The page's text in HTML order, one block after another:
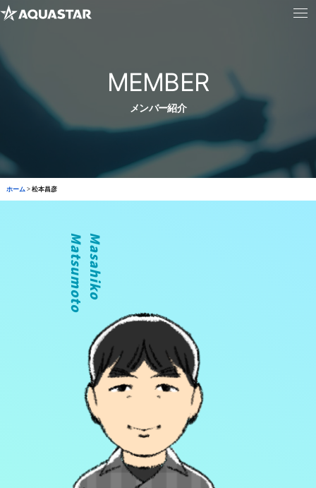
MEMBER
メンバー紹介
ホーム> 松本昌彦
M
a
s
a
h
i
k
o
M
a
t
s
u
m
o
t
o